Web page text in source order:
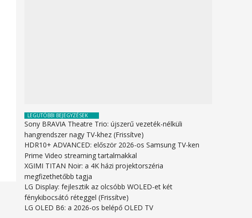
LEGUTÓBBI BEJEGYZÉSEK
Sony BRAVIA Theatre Trio: újszerű vezeték-nélküli
hangrendszer nagy TV-khez (Frissítve)
HDR10+ ADVANCED: először 2026-os Samsung TV-ken
Prime Video streaming tartalmakkal
XGIMI TITAN Noir: a 4K házi projektorszéria
megfizethetőbb tagja
LG Display: fejlesztik az olcsóbb WOLED-et két
fénykibocsátó réteggel (Frissítve)
LG OLED B6: a 2026-os belépő OLED TV